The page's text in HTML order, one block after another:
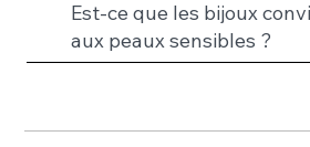
Est-ce que les bijoux
aux peaux sensibles ?